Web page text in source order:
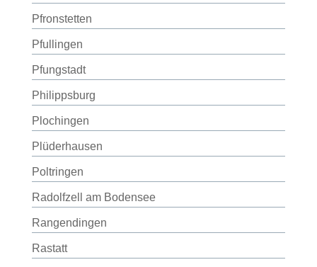
Pfronstetten
Pfullingen
Pfungstadt
Philippsburg
Plochingen
Plüderhausen
Poltringen
Radolfzell am Bodensee
Rangendingen
Rastatt